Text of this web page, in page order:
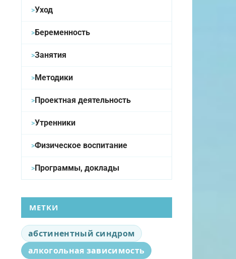
Уход
Беременность
Занятия
Методики
Проектная деятельность
Утренники
Физическое воспитание
Программы, доклады
МЕТКИ
абстинентный синдром
алкогольная зависимость